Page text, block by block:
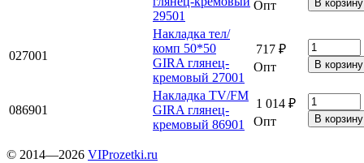
29501
Опт
027001
Накладка тел/
комп 50*50
GIRA глянец-
кремовый 27001
717 ₽
Опт
086901
Накладка TV/FM
GIRA глянец-
кремовый 86901
1 014 ₽
Опт
© 2014—2026 VIProzetki.ru